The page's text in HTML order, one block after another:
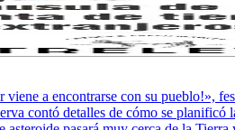
viene a encontrarse con su pueblo!»,
contó detalles de cómo se